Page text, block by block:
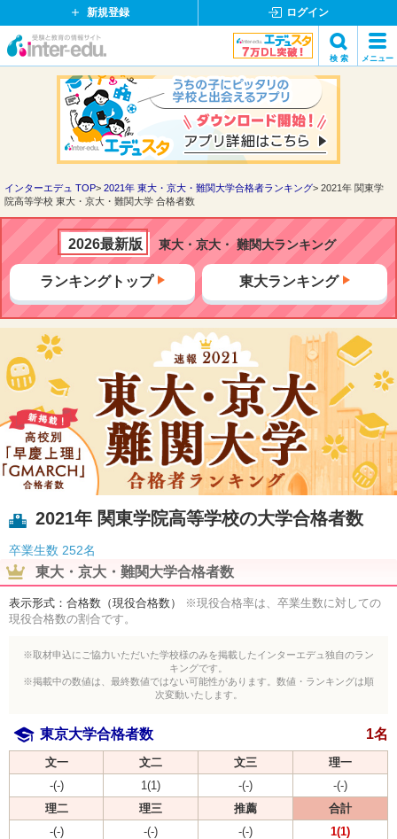
新規登録 ログイン
イ
ド
ッ
ト
検 索 メニュー
検索
インターエデュ TOP 2021年 東大・京大・難関大学合格者ランキング
2021年 関東学
院高等学校 東大・京大・難関大学 合格者数
2026最新版 東大・京大・ 難関大ランキング
ランキングトップ 東大ランキング
2021年 関東学院高等学校の大学合格者数
卒業生数 252名
東大・京大・難関大学合格者数
表示形式：合格数（現役合格数）
※現役合格率は、卒業生数に対しての
現役合格数の割合です。
※取材申込にご協力いただいた学校様のみを掲載したインターエデュ独自のラン
キングです。
※掲載中の数値は、最終数値ではない可能性があります。数値・ランキングは順
次変動いたします。
東京大学合格者数 1名
文一 文二 文三
理一
-(-)
1(1) -(-)
-(-)
理二
理三 推薦
合計
-(-)
-(-) -(-) 1(1)